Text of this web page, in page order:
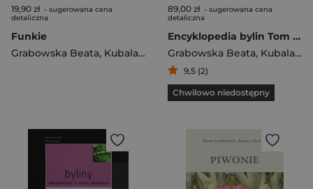
19,90 zł - sugerowana cena
detaliczna
Funkie
Grabowska Beata, Kubala Tomasz
89,00 zł - sugerowana cena
detaliczna
Encyklopedia bylin Tom 2 (K-Z)
Grabowska Beata, Kubala Tomasz
9,5 (2)
Chwilowo niedostępny